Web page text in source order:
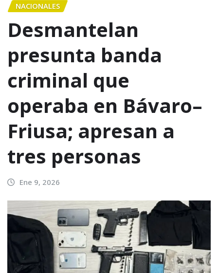
NACIONALES
Desmantelan
presunta banda
criminal que
operaba en Bávaro–
Friusa; apresan a
tres personas
Ene 9, 2026